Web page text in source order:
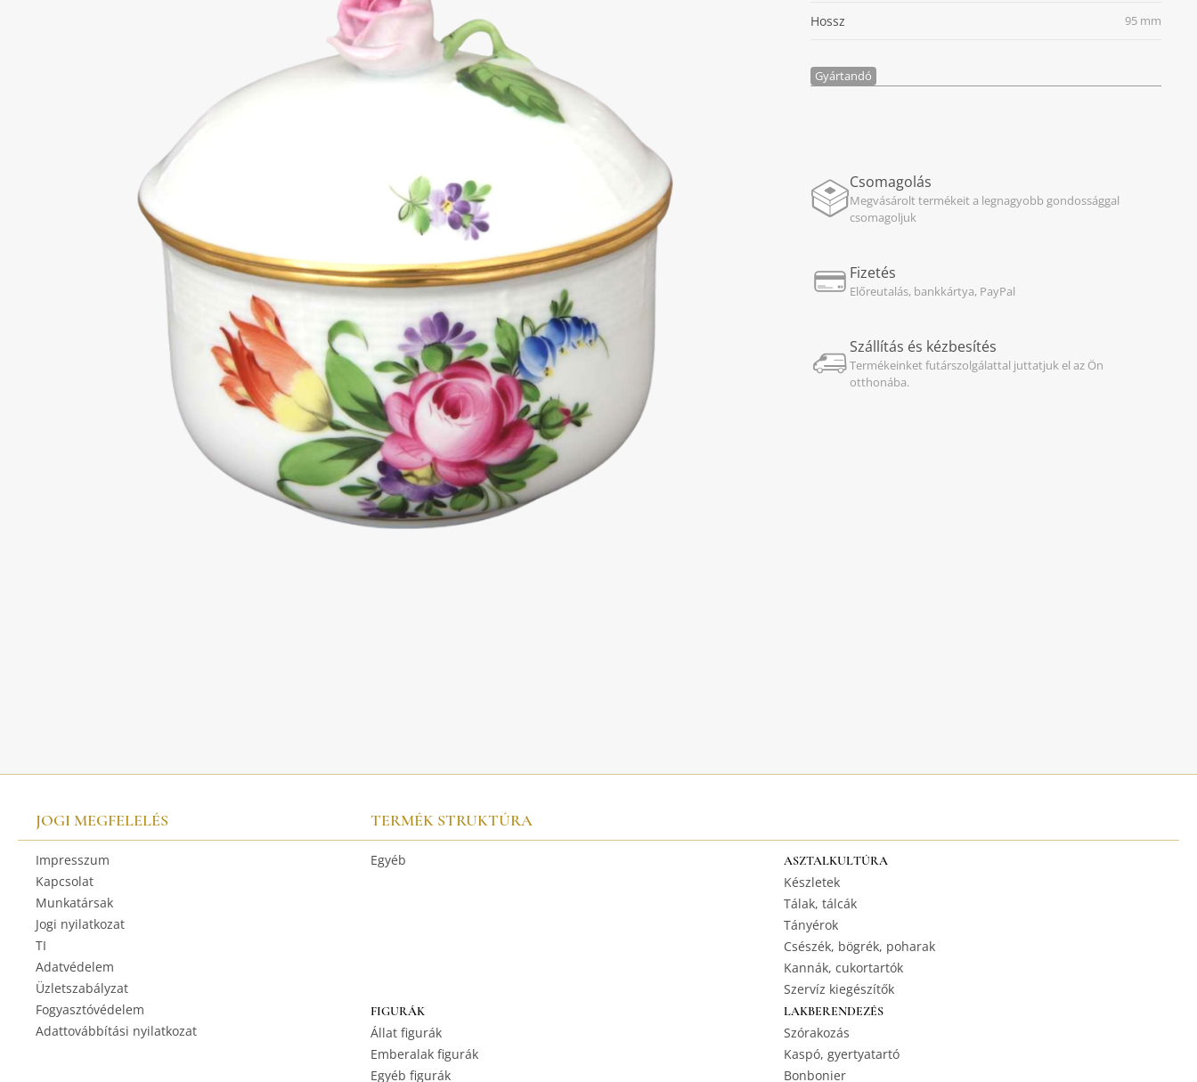
Hossz 95 mm
Gyártandó
Csomagolás
Megvásárolt termékeit a legnagyobb gondossággal
csomagoljuk
Fizetés
Előreutalás, bankkártya, PayPal
Szállítás és kézbesítés
Termékeinket futárszolgálattal juttatjuk el az Ön
otthonába.
JOGI MEGFELELÉS
Impresszum
Kapcsolat
Munkatársak
Jogi nyilatkozat
TI
Adatvédelem
Üzletszabályzat
Fogyasztóvédelem
Adattovábbítási nyilatkozat
TERMÉK STRUKTÚRA
Egyéb ASZTALKULTÚRA
Készletek
Tálak, tálcák
Tányérok
Csészék, bögrék, poharak
Kannák, cukortartók
Szervíz kiegészítők
FIGURÁK
Állat figurák
Emberalak figurák
Egyéb figurák
LAKBERENDEZÉS
Szórakozás
Kaspó, gyertyatartó
Bonbonier